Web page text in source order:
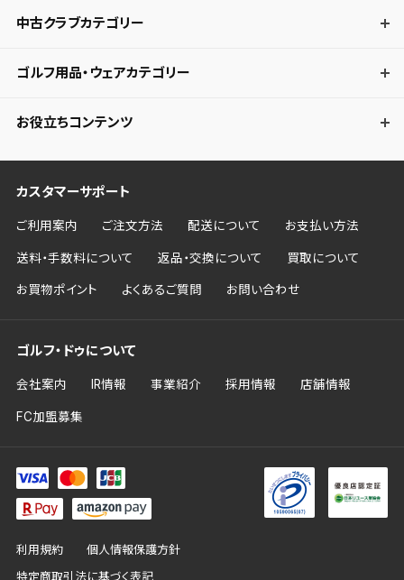
中古クラブカテゴリー
ゴルフ用品・ウェアカテゴリー
お役立ちコンテンツ
カスタマーサポート
ご利用案内 ご注文方法 配送について お支払い方法
送料・手数料について 返品・交換について 買取について
お買物ポイント よくあるご質問 お問い合わせ
ゴルフ・ドゥについて
会社案内 IR情報 事業紹介 採用情報 店舗情報
FC加盟募集
利用規約 個人情報保護方針
特定商取引法に基づく表記